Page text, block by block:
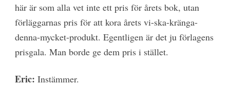
här är som alla vet inte ett pris för årets bok, utan
förläggarnas pris för att kora årets vi-ska-kränga-
denna-mycket-produkt. Egentligen är det ju förlagens
prisgala. Man borde ge dem pris i stället.
Eric: Instämmer.